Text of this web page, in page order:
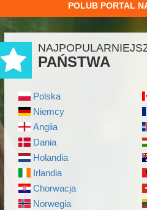
POLUB PORTAL
PAŃSTWA
Polska
Niemcy
Anglia
Dania
Holandia
Irlandia
Chorwacja
Norwegia